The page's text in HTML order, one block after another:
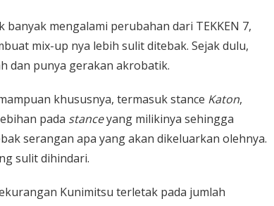
mengalami perubahan dari TEKKEN 7,
mix-up nya lebih sulit ditebak. Sejak dulu,
dan punya gerakan akrobatik.
khususnya, termasuk stance Katon,
pada stanceyang milikinya sehingga
serangan apa yang akan dikeluarkan olehnya.
sulit dihindari.
Kunimitsu terletak pada jumlah